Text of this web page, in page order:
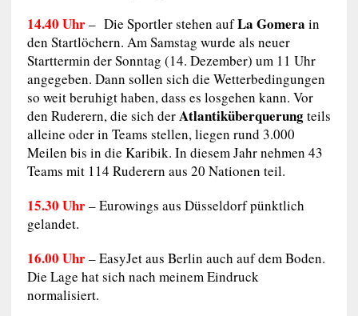
14.40 Uhr– Die Sportler stehen aufLa Gomera in
den Startlöchern. Am Samstag wurde als neuer
Starttermin der Sonntag (14. Dezember) um 11 Uhr
angegeben. Dann sollen sich die Wetterbedingungen
so weit beruhigt haben, dass es losgehen kann. Vor
den Ruderern, die sich derAtlantiküberquerungteils
alleine oder in Teams stellen, liegen rund 3.000
Meilen bis in die Karibik. In diesem Jahr nehmen 43
Teams mit 114 Ruderern aus 20 Nationen teil.
15.30 Uhr– Eurowings aus Düsseldorf pünktlich
gelandet.
16.00 Uhr– EasyJet aus Berlin auch auf dem Boden.
Die Lage hat sich nach meinem Eindruck
normalisiert.